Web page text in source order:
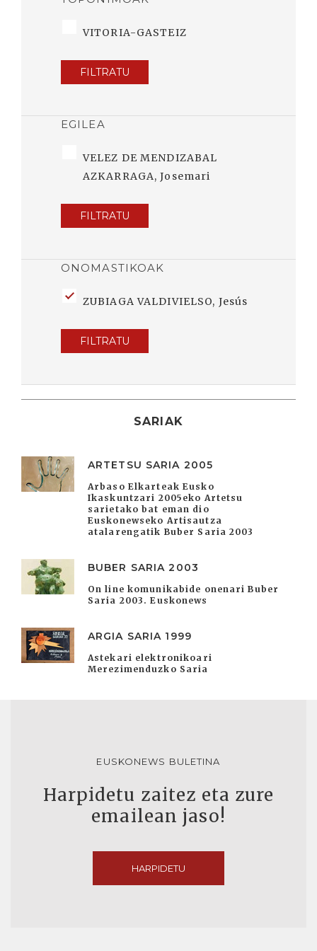
VITORIA-GASTEIZ
FILTRATU
EGILEA
VELEZ DE MENDIZABAL
AZKARRAGA, Josemari
FILTRATU
ONOMASTIKOAK
ZUBIAGA VALDIVIELSO, Jesús
FILTRATU
SARIAK
ARTETSU SARIA 2005
Arbaso Elkarteak Eusko
Ikaskuntzari 2005eko Artetsu
sarietako bat eman dio
Euskonewseko Artisautza
atalarengatik Buber Saria 2003
BUBER SARIA 2003
On line komunikabide onenari Buber
Saria 2003. Euskonews
ARGIA SARIA 1999
Astekari elektronikoari
Merezimenduzko Saria
EUSKONEWS BULETINA
Harpidetu zaitez eta zure
emailean jaso!
HARPIDETU